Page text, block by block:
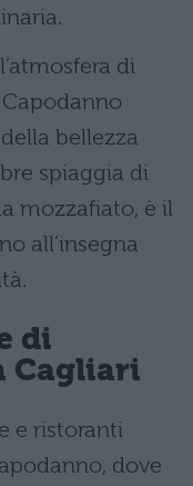
di
bellezza
spiaggia di
mozzafiato, è il
all’insegna
di
Cagliari
e ristoranti
dove